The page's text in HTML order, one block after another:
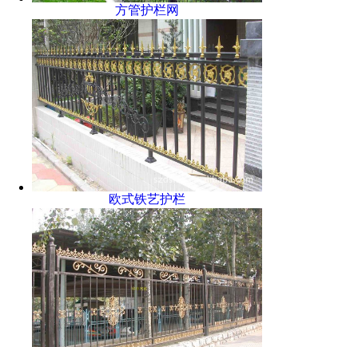
方管护栏网
欧式铁艺护栏